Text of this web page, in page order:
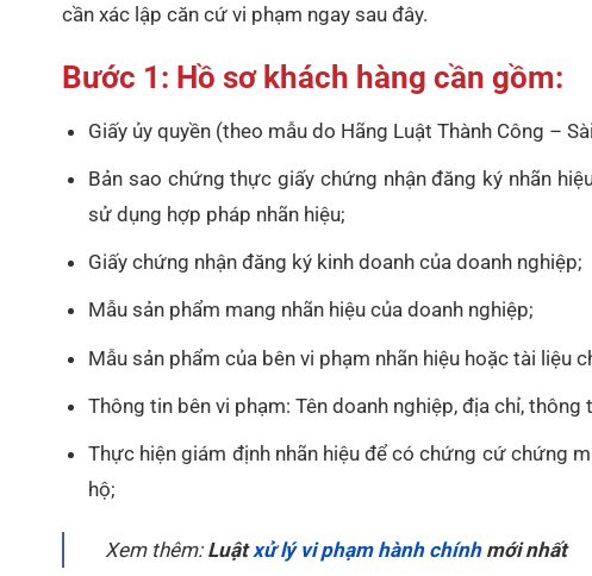
cần xác lập căn cứ vi phạm ngay sau đây.
Bước 1: Hồ sơ khách hàng cần gồm:
Giấy ủy quyền (theo mẫu do Hãng Luật Thành Công –
Bản sao chứng thực giấy chứng nhận đăng ký nhãn
sử dụng hợp pháp nhãn hiệu;
Giấy chứng nhận đăng ký kinh doanh của doanh nghiệp;
Mẫu sản phẩm mang nhãn hiệu của doanh nghiệp;
Mẫu sản phẩm của bên vi phạm nhãn hiệu hoặc tài liệu
Thông tin bên vi phạm: Tên doanh nghiệp, địa chỉ, thông
Thực hiện giám định nhãn hiệu để có chứng cứ chứng
hộ;
Xem thêm: Luậtxử lý vi phạm hành chínhmới nhất